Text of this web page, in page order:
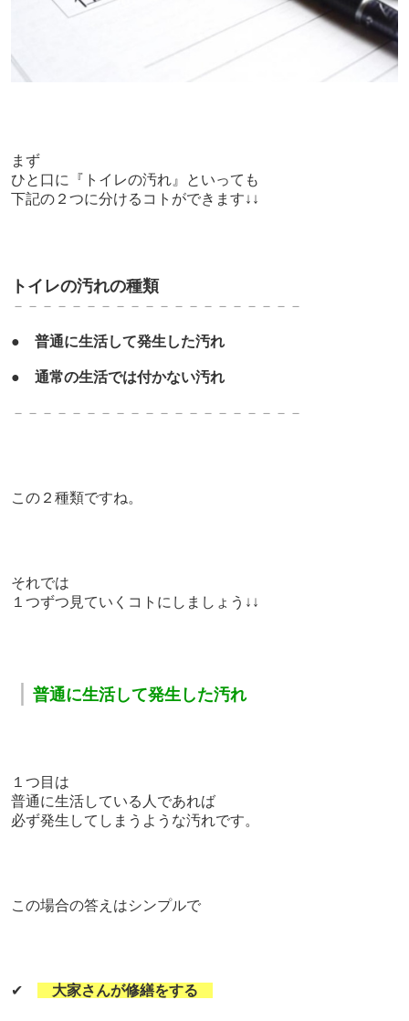
まず
ひと口に『トイレの汚れ』といっても
下記の２つに分けるコトができます↓↓
トイレの汚れの種類
－－－－－－－－－－－－－－－－－－－－
● 普通に生活して発生した汚れ
● 通常の生活では付かない汚れ
－－－－－－－－－－－－－－－－－－－－
この２種類ですね。
それでは
１つずつ見ていくコトにしましょう↓↓
普通に生活して発生した汚れ
１つ目は
普通に生活している人であれば
必ず発生してしまうような汚れです。
この場合の答えはシンプルで
✔ 大家さんが修繕をする